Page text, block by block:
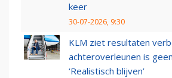
keer
30-07-2026, 9:30
KLM ziet resultaten
achteroverleunen is
‘Realistisch blijven’